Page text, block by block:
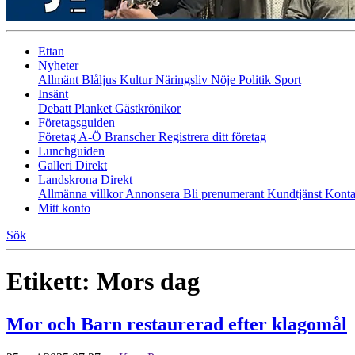
Ettan
Nyheter
Allmänt Blåljus KulturNäringsliv Nöje Politik Sport
Insänt
Debatt Planket Gästkrönikor
Företagsguiden
Företag A-Ö BranscherRegistrera ditt företag
Lunchguiden
Galleri Direkt
Landskrona Direkt
Allmänna villkorAnnonsera Bli prenumerant Kundtjänst
Mitt konto
Sök
Etikett: Mors dag
Mor och Barn restaurerad efter klagomål